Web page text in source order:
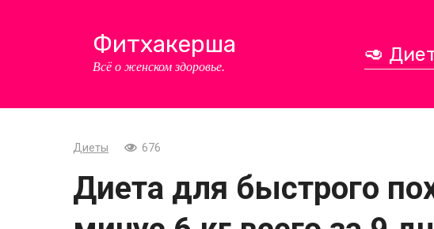
Фитхакерша
Всё о женском здоровье.
🥑
Диеты 676
Диета для быстрого